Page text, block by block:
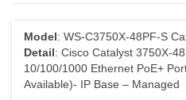
Model: WS-C3750X-48PF-S
Detail: Cisco Catalyst 3750X-
10/100/1000 Ethernet PoE+
Available)- IP Base – Managed